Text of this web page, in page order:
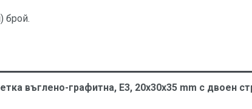
брой.
въглено-графитна, E3, 20x30x35 mm с двоен